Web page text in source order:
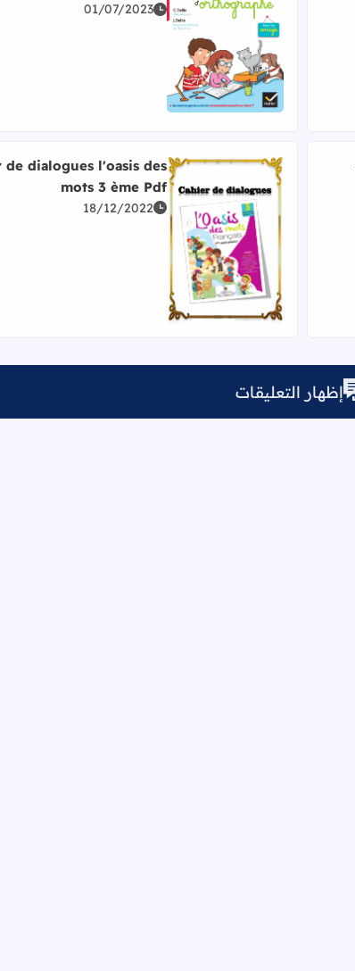
اقرأ المزيد عن Mon cahier d'orthographe Avec les corrigés Pdf
01/07/2023
اقرأ المزيد عن Cahier de dialogues l'oasis des mots 3 ème Pdf
de dialogues l'oasis des
mots 3 ème Pdf
18/12/2022
إظهار التعليقات